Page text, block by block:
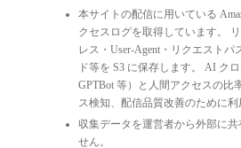
本サイトの配信に用いている
クセスログを取得しています。
レス・User-Agent・リクエストパ
ド等を S3 に保存します。 AI クロ
GPTBot 等）と人間アクセスの比
ス検知、配信品質改善のために利
収集データを運営者から外部に共
せん。